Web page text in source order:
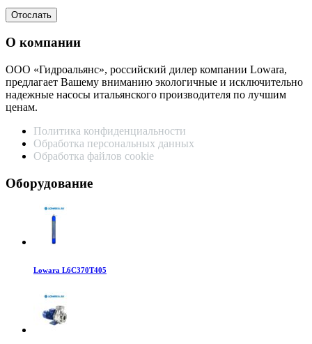
О компании
ООО «Гидроальянс», российский дилер компании Lowara,
предлагает Вашему вниманию экологичные и исключительно
надежные насосы итальянского производителя по лучшим
ценам.
Политика конфиденциальности
Обработка персональных данных
Обработка файлов cookie
Оборудование
Lowara L6C370T405